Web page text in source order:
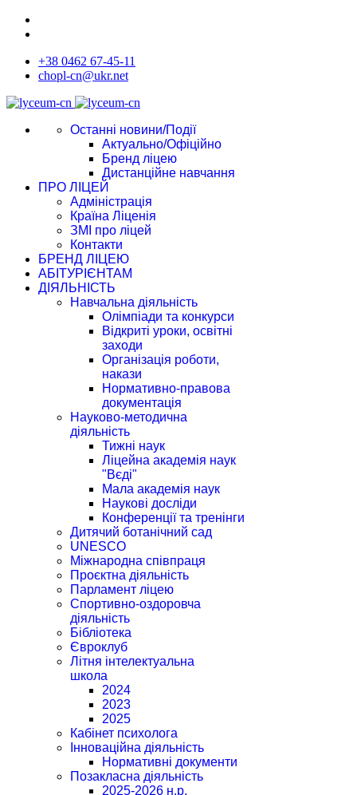
+38 0462 67-45-11
chopl-cn@ukr.net
Останні новини/Події
Актуально/Офіційно
Бренд ліцею
Дистанційне навчання
ПРО ЛІЦЕЙ
Адміністрація
Країна Ліценія
ЗМІ про ліцей
Контакти
БРЕНД ЛІЦЕЮ
АБІТУРІЄНТАМ
ДІЯЛЬНІСТЬ
Навчальна діяльність
Олімпіади та конкурси
Відкриті уроки, освітні
заходи
Організація роботи,
накази
Нормативно-правова
документація
Науково-методична
діяльність
Тижні наук
Ліцейна академія наук
"Вєді"
Мала академія наук
Наукові досліди
Конференції та тренінги
Дитячий ботанічний сад
UNESCO
Міжнародна співпраця
Проєктна діяльність
Парламент ліцею
Спортивно-оздоровча
діяльність
Бібліотека
Євроклуб
Літня інтелектуальна
школа
2024
2023
2025
Кабінет психолога
Інноваційна діяльність
Нормативні документи
Позакласна діяльність
2025-2026 н.р.